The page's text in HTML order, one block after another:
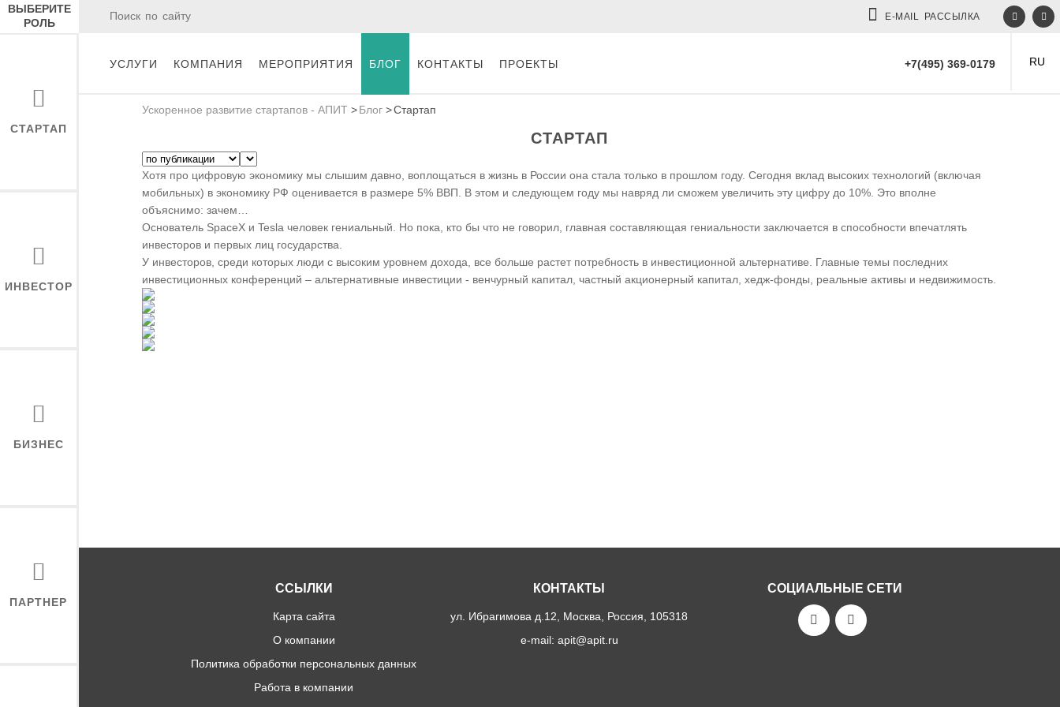
ВЫБЕРИТЕ
РОЛЬ
СТАРТАП
ИНВЕСТОР
БИЗНЕС
ПАРТНЕР
E-MAIL РАССЫЛКА
УСЛУГИ КОМПАНИЯ МЕРОПРИЯТИЯ БЛОГ КОНТАКТЫ ПРОЕКТЫ RU
+7(495) 369-0179
Ускоренное развитие стартапов - АПИТ Блог Стартап
СТАРТАП
Хотя про цифровую экономику мы слышим давно, воплощаться в жизнь в России она стала только в прошлом году. Сегодня вклад высоких технологий (включая
мобильных) в экономику РФ оценивается в размере 5% ВВП. В этом и следующем году мы навряд ли сможем увеличить эту цифру до 10%. Это вполне
объяснимо: зачем…
Основатель SpaceX и Tesla человек гениальный. Но пока, кто бы что не говорил, главная составляющая гениальности заключается в способности впечатлять
инвесторов и первых лиц государства.
У инвесторов, среди которых люди с высоким уровнем дохода, все больше растет потребность в инвестиционной альтернативе. Главные темы последних
инвестиционных конференций – альтернативные инвестиции - венчурный капитал, частный акционерный капитал, хедж-фонды, реальные активы и недвижимость.
ССЫЛКИ
Карта сайта
О компании
Политика обработки персональных данных
Работа в компании
КОНТАКТЫ
ул. Ибрагимова д.12, Москва, Россия, 105318
e-mail: apit@apit.ru
СОЦИАЛЬНЫЕ СЕТИ